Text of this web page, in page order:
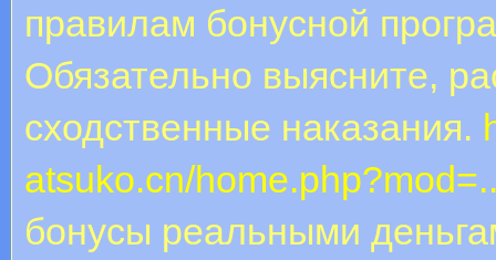
правилам бонусной
Обязательно выясните,
сходственные наказания.
atsuko.cn/
бонусы реальными